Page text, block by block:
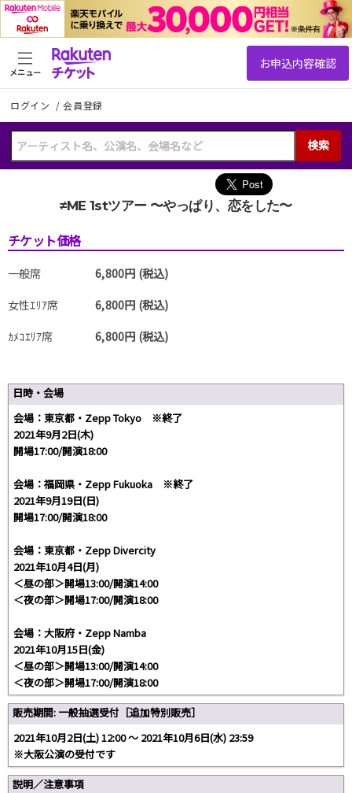
ログイン /会員登録
検索
メニュー
≠ME 1stツアー 〜やっぱり、恋をした〜
チケット価格
一般席
6,800円 (税込)
女性ｴﾘｱ席
6,800円 (税込)
ｶﾒｺｴﾘｱ席
6,800円 (税込)
日時・会場
会場：東京都・Zepp Tokyo ※終了
2021年9月2日(木)
開場17:00/開演18:00
会場：福岡県・Zepp Fukuoka ※終了
2021年9月19日(日)
開場17:00/開演18:00
会場：東京都・Zepp Divercity
2021年10月4日(月)
＜昼の部＞開場13:00/開演14:00
＜夜の部＞開場17:00/開演18:00
会場：大阪府・Zepp Namba
2021年10月15日(金)
＜昼の部＞開場13:00/開演14:00
＜夜の部＞開場17:00/開演18:00
販売期間: 一般抽選受付［追加特別販売］
2021年10月2日(土) 12:00 ～ 2021年10月6日(水) 23:59
※大阪公演の受付です
説明／注意事項